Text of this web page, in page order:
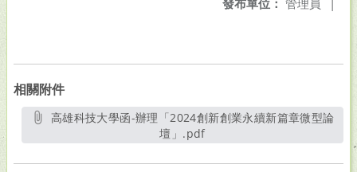
發布單位： 管理員 |
相關附件
壇」.pdf另開新視窗